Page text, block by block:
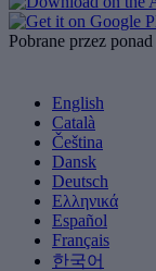
Pobrane przez ponad
English
Català
Čeština
Dansk
Deutsch
Ελληνικά
Español
Français
한국어